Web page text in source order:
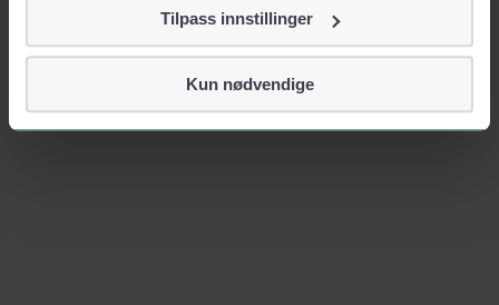
Vi tar ditt personvern på alvor
identifiserer deg, som navn eller telefonnummer.
Tilpass innstillinger
Kun nødvendige